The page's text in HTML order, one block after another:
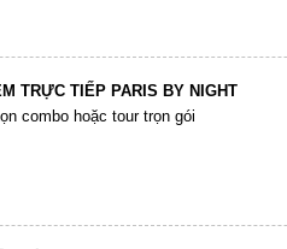
TRỰC TIẾP PARIS BY NIGHT
combo hoặc tour trọn gói